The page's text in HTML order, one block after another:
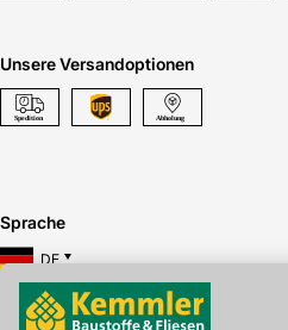
Unsere Versandoptionen
Sprache
DE